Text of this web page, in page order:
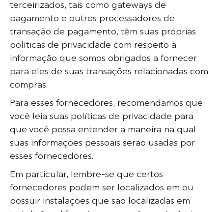
terceirizados, tais como gateways de
pagamento e outros processadores de
transação de pagamento, têm suas próprias
políticas de privacidade com respeito à
informação que somos obrigados a fornecer
para eles de suas transações relacionadas com
compras.
Para esses fornecedores, recomendamos que
você leia suas políticas de privacidade para
que você possa entender a maneira na qual
suas informações pessoais serão usadas por
esses fornecedores.
Em particular, lembre-se que certos
fornecedores podem ser localizados em ou
possuir instalações que são localizadas em